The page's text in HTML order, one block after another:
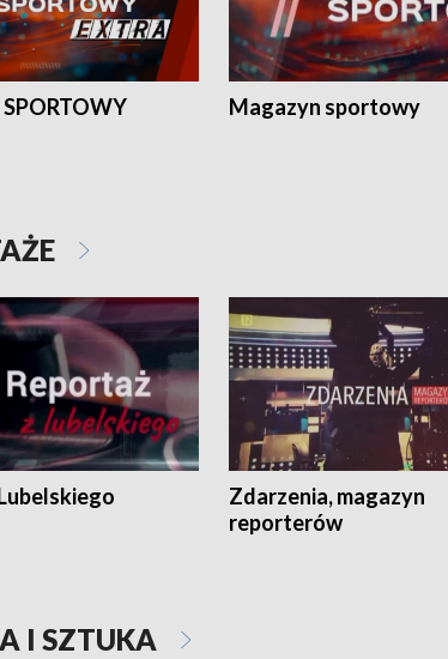
Magazyn sportowy
Zdarzenia, magazyn
reporterów
I SZTUKA